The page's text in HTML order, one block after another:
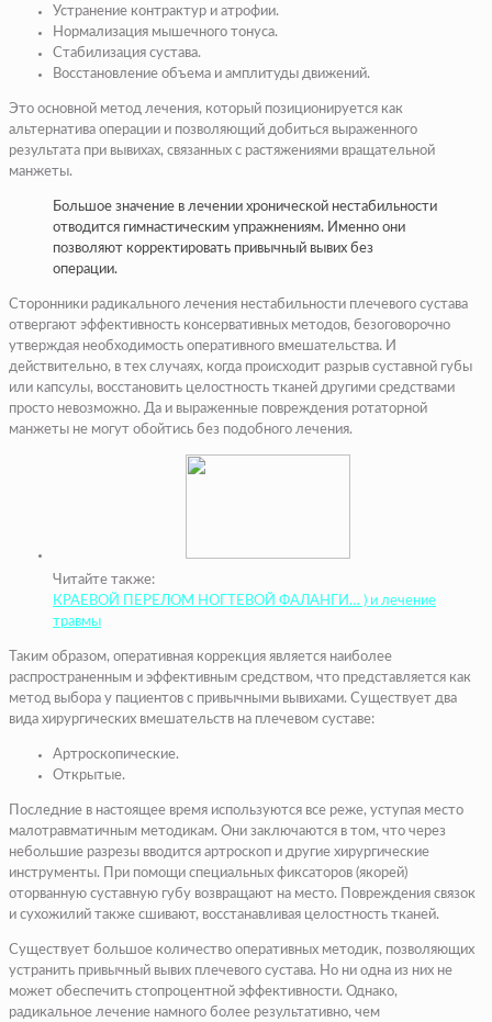
Устранение контрактур и атрофии.
Нормализация мышечного тонуса.
Стабилизация сустава.
Восстановление объема и амплитуды движений.
Это основной метод лечения, который позиционируется как
альтернатива операции и позволяющий добиться выраженного
результата при вывихах, связанных с растяжениями вращательной
манжеты.
Большое значение в лечении хронической нестабильности
отводится гимнастическим упражнениям. Именно они
позволяют корректировать привычный вывих без
операции.
Сторонники радикального лечения нестабильности плечевого сустава
отвергают эффективность консервативных методов, безоговорочно
утверждая необходимость оперативного вмешательства. И
действительно, в тех случаях, когда происходит разрыв суставной губы
или капсулы, восстановить целостность тканей другими средствами
просто невозможно. Да и выраженные повреждения ротаторной
манжеты не могут обойтись без подобного лечения.
Читайте также:
КРАЕВОЙ ПЕРЕЛОМ НОГТЕВОЙ ФАЛАНГИ… ) и лечение
травмы
Таким образом, оперативная коррекция является наиболее
распространенным и эффективным средством, что представляется как
метод выбора у пациентов с привычными вывихами. Существует два
вида хирургических вмешательств на плечевом суставе:
Артроскопические.
Открытые.
Последние в настоящее время используются все реже, уступая место
малотравматичным методикам. Они заключаются в том, что через
небольшие разрезы вводится артроскоп и другие хирургические
инструменты. При помощи специальных фиксаторов (якорей)
оторванную суставную губу возвращают на место. Повреждения связок
и сухожилий также сшивают, восстанавливая целостность тканей.
Существует большое количество оперативных методик, позволяющих
устранить привычный вывих плечевого сустава. Но ни одна из них не
может обеспечить стопроцентной эффективности. Однако,
радикальное лечение намного более результативно, чем